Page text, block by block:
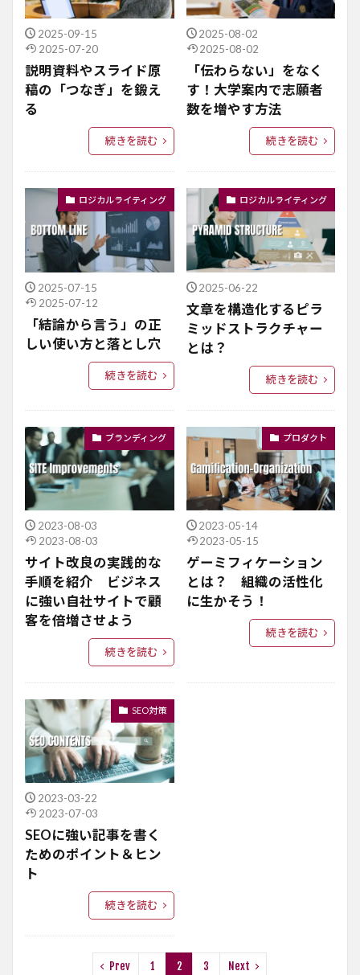
2025-09-15
2025-07-20
説明資料やスライド原
稿の「つなぎ」を鍛え
る
続きを読む
2025-08-02
2025-08-02
「伝わらない」をなく
す！大学案内で志願者
数を増やす方法
続きを読む
ロジカルライティング
2025-07-15
2025-07-12
「結論から言う」の正
しい使い方と落とし穴
続きを読む
ロジカルライティング
2025-06-22
文章を構造化するピラ
ミッドストラクチャー
とは？
続きを読む
ブランディング
2023-08-03
2023-08-03
サイト改良の実践的な
手順を紹介 ビジネス
に強い自社サイトで顧
客を倍増させよう
続きを読む
プロダクト
2023-05-14
2023-05-15
ゲーミフィケーション
とは？ 組織の活性化
に生かそう！
続きを読む
SEO対策
2023-03-22
2023-07-03
SEOに強い記事を書く
ためのポイント＆ヒン
ト
続きを読む
Prev 1 2 3 Next